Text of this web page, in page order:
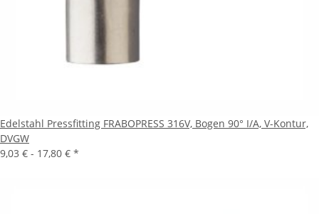
Edelstahl Pressfitting FRABOPRESS 316V, Bogen 90° I/A, V-Kontur,
DVGW
9,03 € - 17,80 € *